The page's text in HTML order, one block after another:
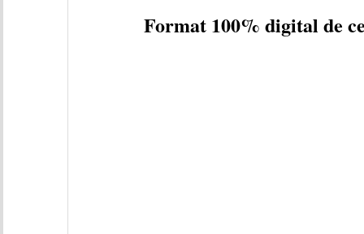
Format 100% digital de